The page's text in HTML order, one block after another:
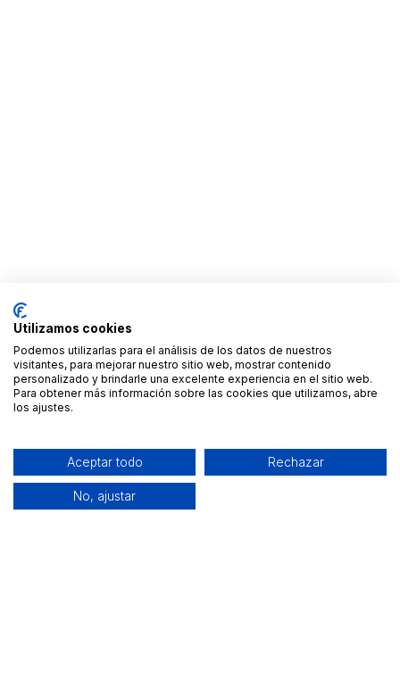
Utilizamos cookies
Podemos utilizarlas para el análisis de los datos de nuestros
visitantes, para mejorar nuestro sitio web, mostrar contenido
personalizado y brindarle una excelente experiencia en el sitio web.
Para obtener más información sobre las cookies que utilizamos, abre
los ajustes.
Aceptar todo Rechazar
No, ajustar